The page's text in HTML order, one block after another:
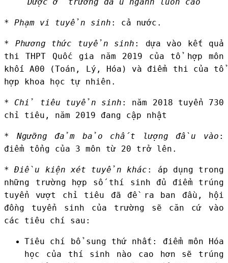
* Phạm vi tuyển sinh : cả nước.
* Phương thức tuyển sinh : dựa vào kết quả
thi THPT Quốc gia năm 2019 của tổ hợp môn
khối A00 (Toán, Lý, Hóa) và điểm thi của tổ
hợp khoa học tự nhiên.
* Chỉ tiêu tuyển sinh : năm 2018 tuyển 730
chỉ tiêu, năm 2019 đang cập nhật
* Ngưỡng đảm bảo chất lượng đầu vào :
điểm tổng của 3 môn từ 20 trở lên.
*Điều kiện xét tuyển khác : áp dụng trong
những trường hợp số thí sinh đủ điểm trúng
tuyển vượt chỉ tiêu đã đề ra ban đầu, hội
đồng tuyển sinh của trường sẽ căn cứ vào
các tiêu chí sau:
Tiêu chí bổ sung thứ nhất: điểm môn Hóa
học của thí sinh nào cao hơn sẽ trúng